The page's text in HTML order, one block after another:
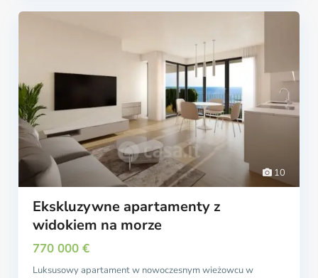
10
Ekskluzywne apartamenty z
widokiem na morze
770 000 €
Luksusowy apartament w nowoczesnym wieżowcu w